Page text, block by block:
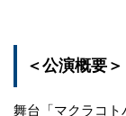
＜公演概要＞
舞台「マクラコト